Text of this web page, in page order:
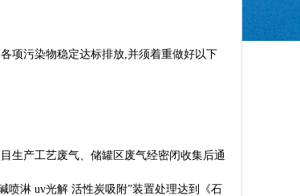
项污染物稳定达标排放,并须着重做好以下
生产工艺废气、储罐区废气经密闭收集后通
喷淋 uv光解 活性炭吸附”装置处理达到《石